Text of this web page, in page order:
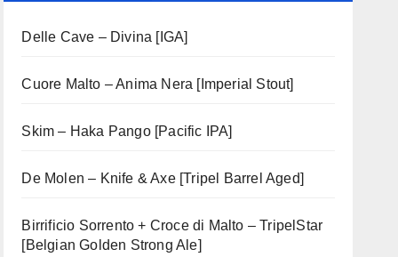
Delle Cave – Divina [IGA]
Cuore Malto – Anima Nera [Imperial Stout]
Skim – Haka Pango [Pacific IPA]
De Molen – Knife & Axe [Tripel Barrel Aged]
Birrificio Sorrento + Croce di Malto – TripelStar
[Belgian Golden Strong Ale]